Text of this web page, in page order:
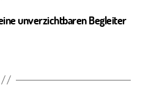
unverzichtbaren Begleiter